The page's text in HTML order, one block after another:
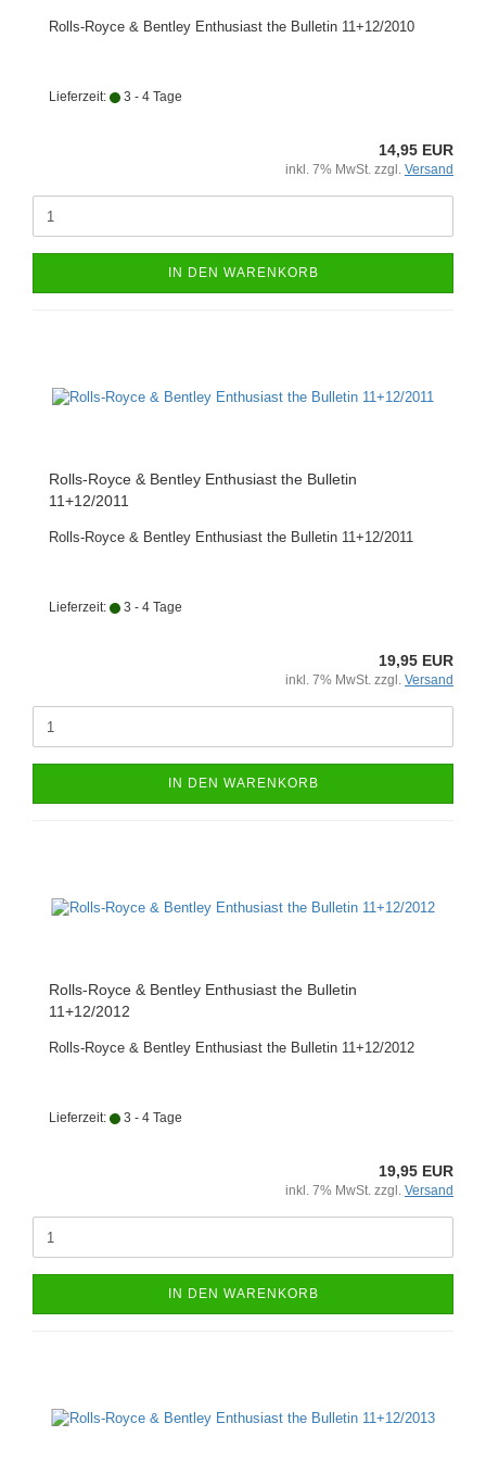
Rolls-Royce & Bentley Enthusiast the Bulletin 11+12/2010
Lieferzeit: 3 - 4 Tage
14,95 EUR
inkl. 7% MwSt. zzgl. Versand
IN DEN WARENKORB
Rolls-Royce & Bentley Enthusiast the Bulletin
11+12/2011
Rolls-Royce & Bentley Enthusiast the Bulletin 11+12/2011
Lieferzeit: 3 - 4 Tage
19,95 EUR
inkl. 7% MwSt. zzgl. Versand
IN DEN WARENKORB
Rolls-Royce & Bentley Enthusiast the Bulletin
11+12/2012
Rolls-Royce & Bentley Enthusiast the Bulletin 11+12/2012
Lieferzeit: 3 - 4 Tage
19,95 EUR
inkl. 7% MwSt. zzgl. Versand
IN DEN WARENKORB